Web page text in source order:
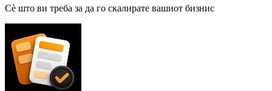
Сè што ви треба за да го скалирате вашиот бизнис